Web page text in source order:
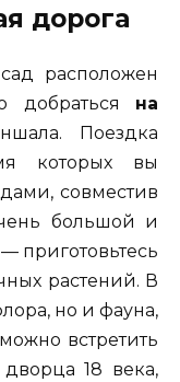
дорога
расположен
добраться на
Поездка
которых вы
совместив
большой и
— приготовьтесь
растений. В
но и фауна,
можно встретить
18 века,